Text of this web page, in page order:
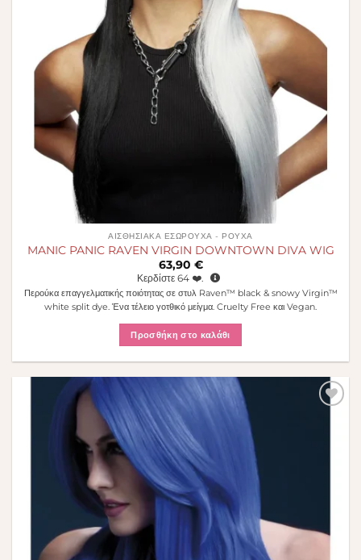
ΑΙΣΘΗΣΙΑΚΆ ΕΣΏΡΟΥΧΑ - ΡΟΎΧΑ
MANIC PANIC RAVEN VIRGIN DOWNTOWN DIVA WIG
63,90 €
Κερδίστε 64 ❤️.
Περούκα επαγγελματικής ποιότητας σε στυλ Raven™ black & snowy Virgin™
white split dye. Ένα τέλειο γοτθικό μείγμα. Cruelty Free και Vegan.
Προσθήκη στο καλάθι